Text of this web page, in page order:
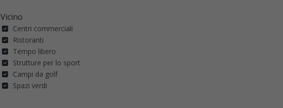
Vicino
Centri commerciali
Ristoranti
Tempo libero
Strutture per lo sport
Campi da golf
Spazi verdi